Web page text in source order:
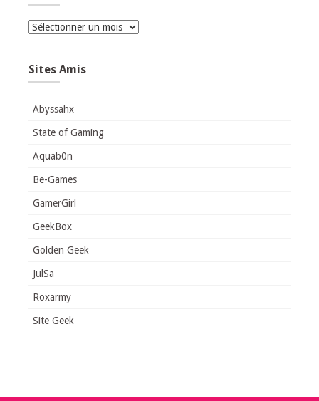
Archives
Sites Amis
Abyssahx
State of Gaming
Aquab0n
Be-Games
GamerGirl
GeekBox
Golden Geek
JulSa
Roxarmy
Site Geek